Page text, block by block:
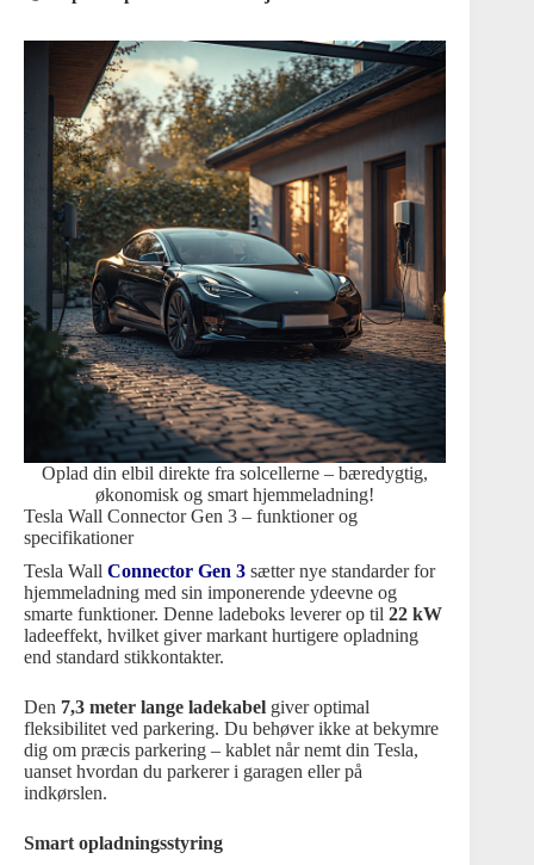
Oplad din elbil direkte fra solcellerne – bæredygtig,
økonomisk og smart hjemmeladning!
Tesla Wall Connector Gen 3 – funktioner og
specifikationer
Tesla Wall Connector Gen 3 sætter nye standarder for
hjemmeladning med sin imponerende ydeevne og
smarte funktioner. Denne ladeboks leverer op til 22 kW
ladeeffekt, hvilket giver markant hurtigere opladning
end standard stikkontakter.
Den 7,3 meter lange ladekabel giver optimal
fleksibilitet ved parkering. Du behøver ikke at bekymre
dig om præcis parkering – kablet når nemt din Tesla,
uanset hvordan du parkerer i garagen eller på
indkørslen.
Smart opladningsstyring